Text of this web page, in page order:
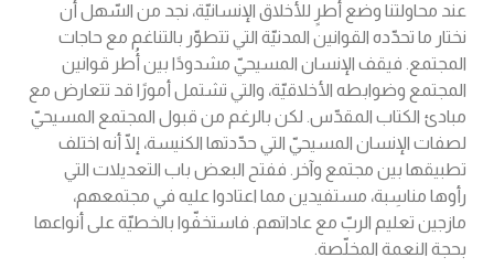
عند محاولتنا وضع أُطرٍ للأخلاق الإنسانيّة، نجد من السّهل أن
نختار ما تحدّده القوانين المدنيّة التي تتطوّر بالتناغم مع حاجات
المجتمع. فيقف الإنسان المسيحيّ مشدودًا بين أُطر قوانين
المجتمع وضوابطه الأخلاقيّة، والتي تشتمل أمورًا قد تتعارض مع
مبادئ الكتاب المقدّس. لكن بالرغم من قبول المجتمع المسيحيّ
لصفات الإنسان المسيحيّ التي حدّدتها الكنيسة، إلّا أنه اختلف
تطبيقها بين مجتمع وآخر. ففتح البعض باب التعديلات التي
رأوها مناسِبة، مستفيدين مما اعتادوا عليه في مجتمعهم،
مازجين تعليم الربّ مع عاداتهم. فاستخفّوا بالخطيّة على أنواعها
بحجة النعمة المخلّصة.